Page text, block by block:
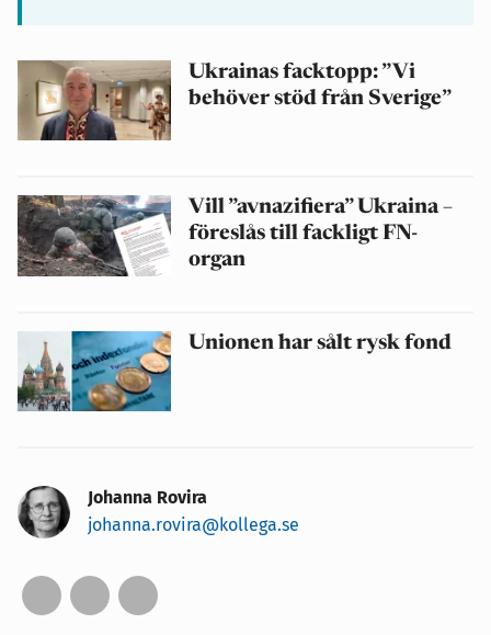
Ukrainas facktopp: ”Vi
behöver stöd från Sverige”
Vill ”avnazifiera” Ukraina –
föreslås till fackligt FN-
organ
Unionen har sålt rysk fond
Johanna Rovira
johanna.rovira@kollega.se